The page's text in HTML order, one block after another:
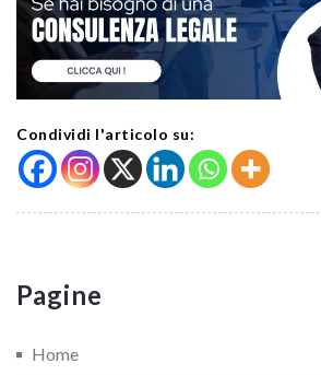
Condividi l'articolo su:
Pagine
Home